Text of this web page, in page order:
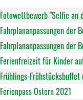
Fotowettbewerb "Selfie
Fahrplananpassungen der
Fahrplananpassungen der
Ferienfreizeit für Kinder
Frühlings-Frühstücksbuffet
Ferienpass Ostern 2021